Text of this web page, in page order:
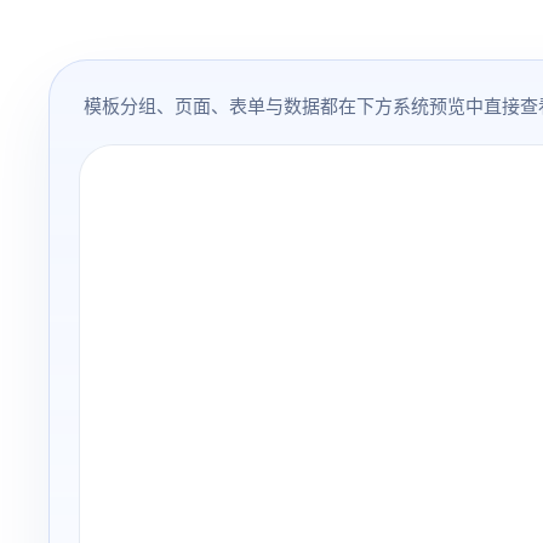
模板分组、页面、表单与数据都在下方系统预览中直接查